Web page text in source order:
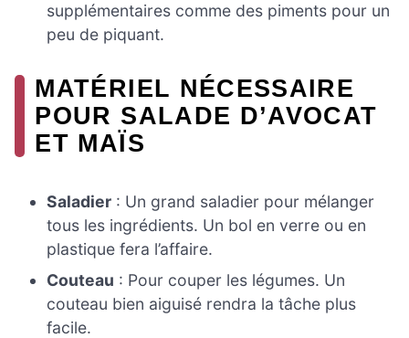
supplémentaires comme des piments pour un
peu de piquant.
MATÉRIEL NÉCESSAIRE
POUR SALADE D’AVOCAT
ET MAÏS
Saladier : Un grand saladier pour mélanger
tous les ingrédients. Un bol en verre ou en
plastique fera l’affaire.
Couteau : Pour couper les légumes. Un
couteau bien aiguisé rendra la tâche plus
facile.